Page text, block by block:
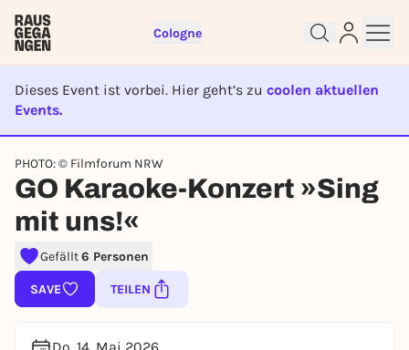
Cologne
Dieses Event ist vorbei. Hier geht’s zu coolen aktuellen
Events.
EVENT IST BEENDET
PHOTO: © Filmforum NRW
GO Karaoke-Konzert »Sing
mit uns!«
Gefällt6 Personen
SAVE TEILEN
Sign up for free and get started
right away
To like events, follow pages, or participate in
lotteries, you need a free Rausgegangen account.
You already have an account?